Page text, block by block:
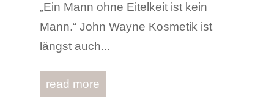
„Ein Mann ohne Eitelkeit ist kein
Mann.“ John Wayne Kosmetik ist
längst auch...
read more